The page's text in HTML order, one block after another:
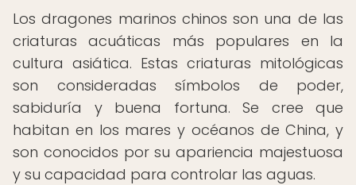
Los dragones marinos chinos son una de las
criaturas acuáticas más populares en la
cultura asiática. Estas criaturas mitológicas
son consideradas símbolos de poder,
sabiduría y buena fortuna. Se cree que
habitan en los mares y océanos de China, y
son conocidos por su apariencia majestuosa
y su capacidad para controlar las aguas.